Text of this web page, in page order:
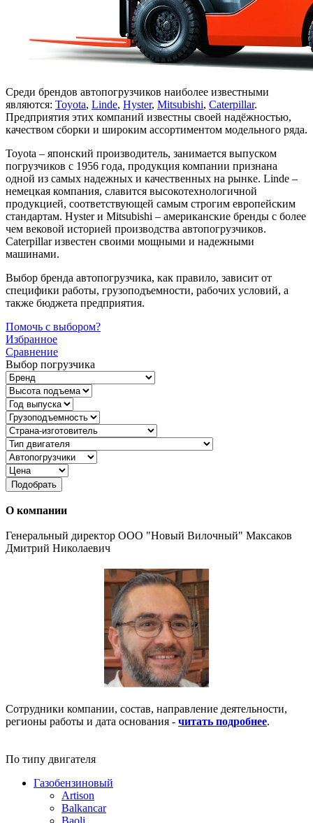
Среди брендов автопогрузчиков наиболее известными
являются: Toyota, Linde, Hyster, Mitsubishi, Caterpillar.
Предприятия этих компаний известны своей надёжностью,
качеством сборки и широким ассортиментом модельного ряда.
Toyota – японский производитель, занимается выпуском
погрузчиков с 1956 года, продукция компании признана
одной из самых надежных и качественных на рынке. Linde –
немецкая компания, славится высокотехнологичной
продукцией, соответствующей самым строгим европейским
стандартам. Hyster и Mitsubishi – американские бренды с более
чем вековой историей производства автопогрузчиков.
Caterpillar известен своими мощными и надежными
машинами.
Выбор бренда автопогрузчика, как правило, зависит от
специфики работы, грузоподъемности, рабочих условий, а
также бюджета предприятия.
Помочь с выбором?
Избранное
Сравнение
Выбор погрузчика
Подобрать
О компании
Генеральный директор ООО "Новый Вилочный" Максаков
Дмитрий Николаевич
Сотрудники компании, состав, направление деятельности,
регионы работы и дата основания - читать подробнее.
По типу двигателя
Газобензиновый
Artison
Balkancar